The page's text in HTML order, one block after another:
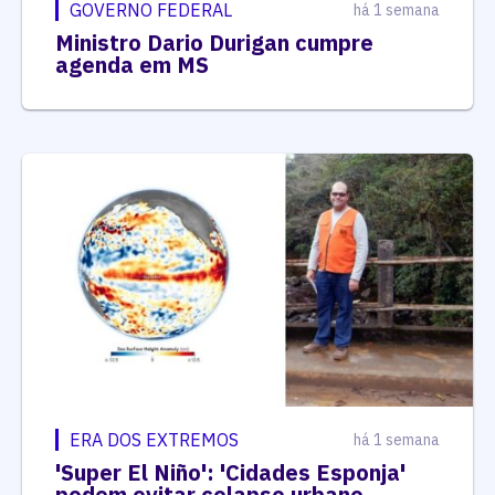
GOVERNO FEDERAL há 1 semana
Ministro Dario Durigan cumpre
agenda em MS
ERA DOS EXTREMOS há 1 semana
'Super El Niño': 'Cidades Esponja'